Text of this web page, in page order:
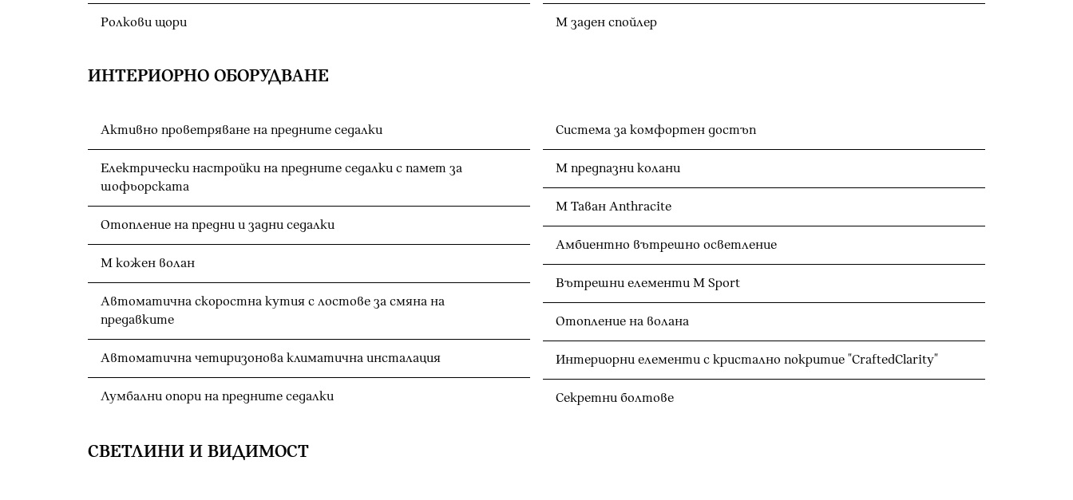
Ролкови щори М заден спойлер
ИНТЕРИОРНО ОБОРУДВАНЕ
Активно проветряване на предните седалки
Електрически настройки на предните седалки с памет за
шофьорската
Отопление на предни и задни седалки
M кожен волан
Автоматична скоростна кутия с лостове за смяна на
предавките
Автоматична четиризонова климатична инсталация
Лумбални опори на предните седалки
Система за комфортен достъп
M предпазни колани
M Таван Anthracite
Амбиентно вътрешно осветление
Вътрешни елементи M Sport
Отопление на волана
Интериорни елементи с кристално покритие "CraftedClarity"
Секретни болтове
СВЕТЛИНИ И ВИДИМОСТ